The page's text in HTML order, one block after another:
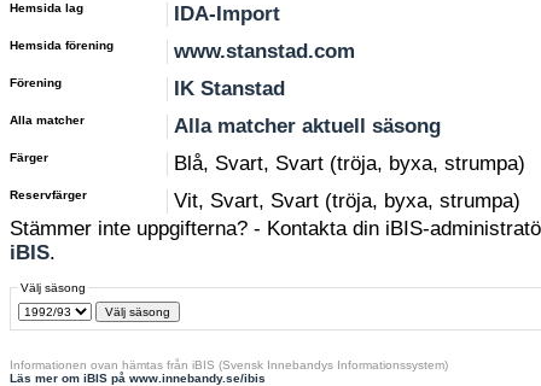
Hemsida lag IDA-Import
Hemsida förening www.stanstad.com
Förening IK Stanstad
Alla matcher Alla matcher aktuell säsong
Färger Blå, Svart, Svart (tröja, byxa, strumpa)
Reservfärger
Vit, Svart, Svart (tröja, byxa, strumpa)
Stämmer inte uppgifterna? - Kontakta din iBIS-
iBIS.
Välj säsong
Informationen ovan hämtas från iBIS (Svensk Innebandys Informationssystem)
Läs mer om iBIS på www.innebandy.se/ibis